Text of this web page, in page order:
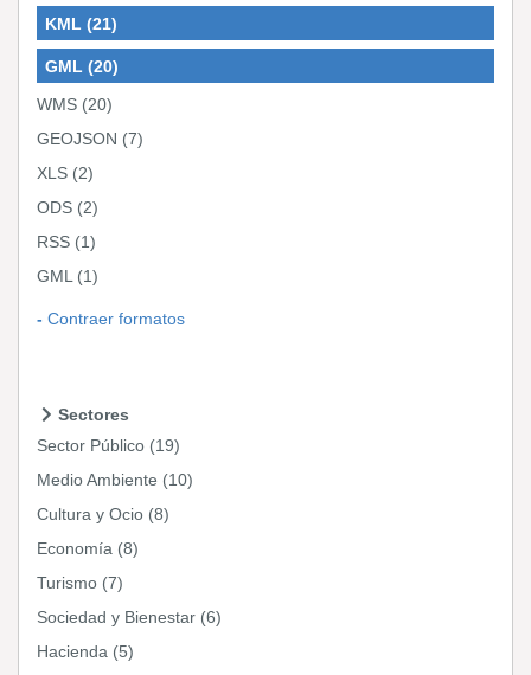
KML (21)
GML (20)
WMS (20)
GEOJSON (7)
XLS (2)
ODS (2)
RSS (1)
GML (1)
Contraer formatos
Sectores
Sector Público (19)
Medio Ambiente (10)
Cultura y Ocio (8)
Economía (8)
Turismo (7)
Sociedad y Bienestar (6)
Hacienda (5)